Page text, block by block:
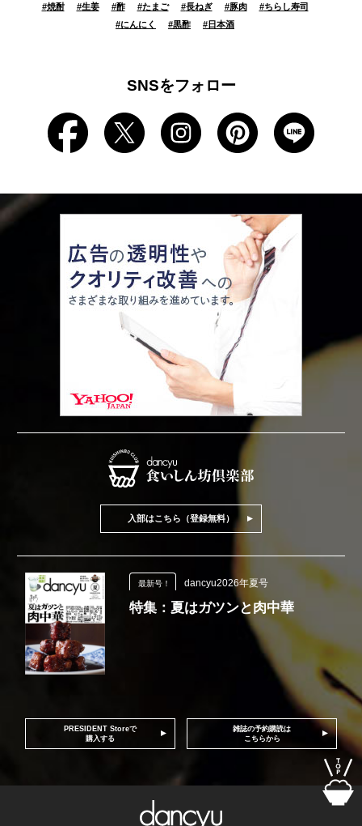
#焼酎 #生姜 #酢 #たまご #長ねぎ #豚肉 #ちらし寿司
#にんにく #黒酢 #日本酒
SNSをフォロー
入部はこちら（登録無料）
最新号！ dancyu2026年夏号
特集：夏はガツンと肉中華
PRESIDENT Storeで
購入する
雑誌の予約購読は
こちらから